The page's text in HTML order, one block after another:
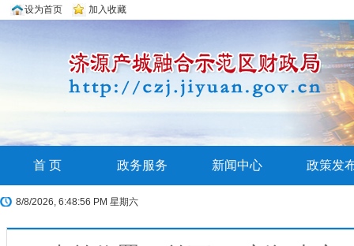
设为首页 加入收藏
首 页 政务服务 新闻中心 政策发
8/8/2026, 6:48:57 PM 星期六